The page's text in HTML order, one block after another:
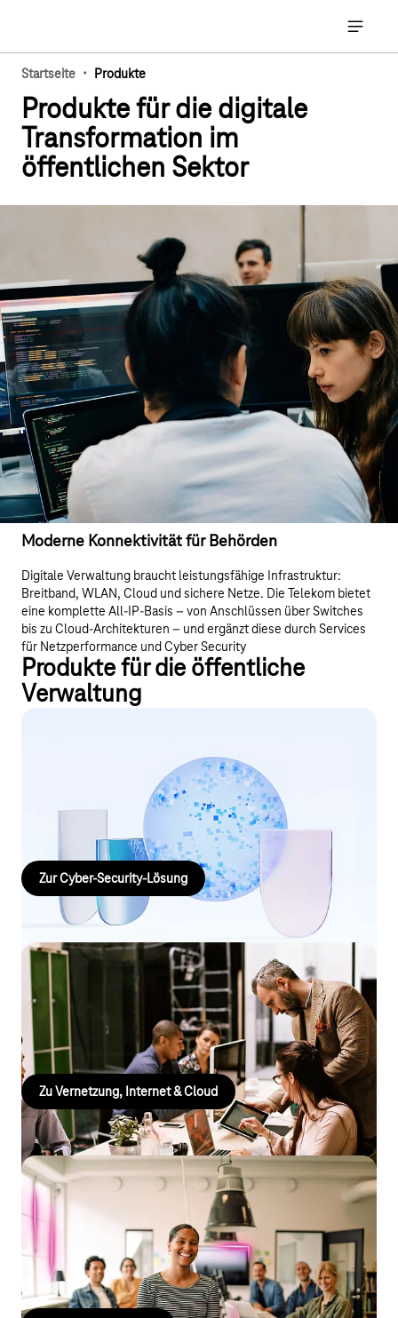
Startseite · Produkte
Produkte für die digitale
Transformation im
öffentlichen Sektor
Moderne Konnektivität für Behörden
Digitale Verwaltung braucht leistungsfähige Infrastruktur:
Breitband, WLAN, Cloud und sichere Netze. Die Telekom bietet
eine komplette All‑IP‑Basis – von Anschlüssen über Switches
bis zu Cloud‑Architekturen – und ergänzt diese durch Services
für Netzperformance und Cyber Security
Produkte für die öffentliche
Verwaltung
Nachhaltiger Schutz für Ihre IT‑Infrastruktur – zuverlässig,
regulierungskonform und zukunftssicher.
Zur Cyber‑Security‑Lösung
Vernetzung, Internet & Cloud
Schnellster Transfer von Sprache und Daten machen
Telefonanlagen zum leistungsfähigen Netzwerk
Zu Vernetzung, Internet & Cloud
Glasfaser für Ihre Liegenschaften
Sichern Sie ultraschnelles Internet mit Telekom Glasfaser –
stabil, zukunftsfähig und ideal für digitale Prozesse, Vernetzung
und Homeoffice. Einfach kostenfrei registrieren.